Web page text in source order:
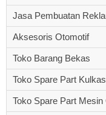
Jasa Pembuatan
Aksesoris Otomotif
Toko Barang Bekas
Toko Spare Part Kulkas
Toko Spare Part Mesin